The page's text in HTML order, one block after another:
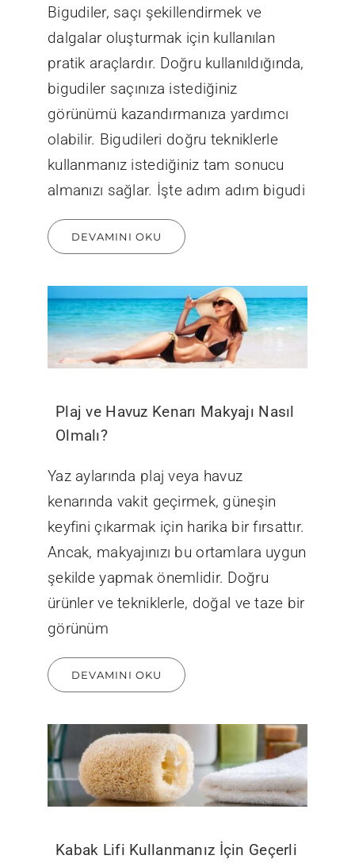
Bigudiler, saçı şekillendirmek ve
dalgalar oluşturmak için kullanılan
pratik araçlardır. Doğru kullanıldığında,
bigudiler saçınıza istediğiniz
görünümü kazandırmanıza yardımcı
olabilir. Bigudileri doğru tekniklerle
kullanmanız istediğiniz tam sonucu
almanızı sağlar. İşte adım adım bigudi
DEVAMINI OKU
Plaj ve Havuz Kenarı Makyajı Nasıl
Olmalı?
Yaz aylarında plaj veya havuz
kenarında vakit geçirmek, güneşin
keyfini çıkarmak için harika bir fırsattır.
Ancak, makyajınızı bu ortamlara uygun
şekilde yapmak önemlidir. Doğru
ürünler ve tekniklerle, doğal ve taze bir
görünüm
DEVAMINI OKU
Kabak Lifi Kullanmanız İçin Geçerli